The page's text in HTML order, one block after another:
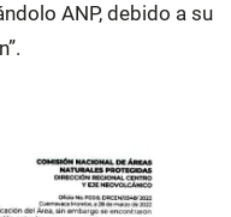
ANP, debido a su